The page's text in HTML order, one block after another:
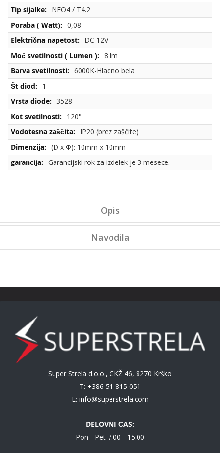
NEO4 / T4.2
0,08
DC 12V
8 lm
6000K-Hladno bela
1
3528
120°
IP20 (brez zaščite)
(D x Φ): 10mm x 10mm
Garancijski rok za izdelek je 3 mesece.
Opis
Navodila
Super Strela d.o.o., CKŽ 46, 8270 Krško
T: +386 51 815 051
E: info@superstrela.com
DELOVNI ČAS:
Pon - Pet 7.00 - 15.00